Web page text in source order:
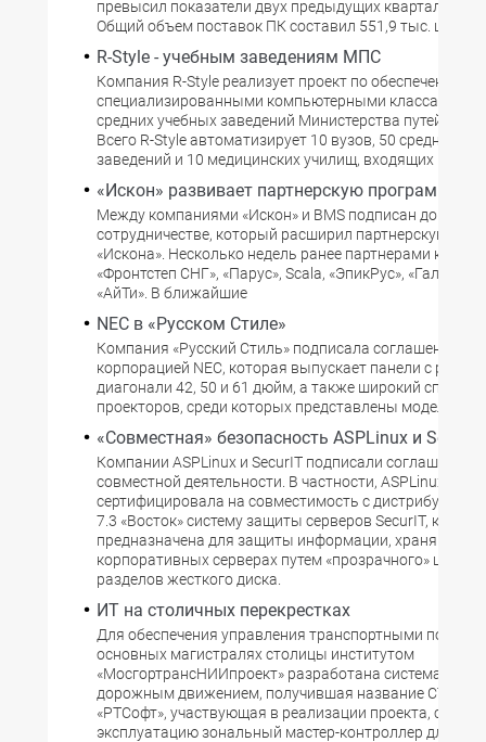
превысил показатели двух предыдущих кварталов
Общий объем поставок ПК составил 551,9 тыс. шт.
R-Style - учебным заведениям МПС
Компания R-Style реализует проект по обеспечению
специализированными компьютерными классами
средних учебных заведений Министерства путей
Всего R-Style автоматизирует 10 вузов, 50 средних
заведений и 10 медицинских училищ, входящих в
«Искон» развивает партнерскую программу
Между компаниями «Искон» и BMS подписан договор
сотрудничестве, который расширил партнерскую
«Искона». Несколько недель ранее партнерами
«Фронтстеп СНГ», «Парус», Scala, «ЭпикРус»,
«АйТи». В ближайшие
NEC в «Русском Стиле»
Компания «Русский Стиль» подписала соглашение с
корпорацией NEC, которая выпускает панели с
диагонали 42, 50 и 61 дюйм, а также широкий спектр
проекторов, среди которых представлены модели
«Совместная» безопасность ASPLinux и SecurIT
Компании ASPLinux и SecurIT подписали соглашение о
совместной деятельности. В частности, ASPLinux
сертифицировала на совместимость с дистрибутивом
7.3 «Восток» систему защиты серверов SecurIT,
предназначена для защиты информации, хранящейся
корпоративных серверах путем «прозрачного»
разделов жесткого диска.
ИТ на столичных перекрестках
Для обеспечения управления транспортными
основных магистралях столицы институтом
«МосгортрансНИИпроект» разработана система
дорожным движением, получившая название СТАРТ.
«РТСофт», участвующая в реализации проекта, сдала
эксплуатацию зональный мастер-контроллер для